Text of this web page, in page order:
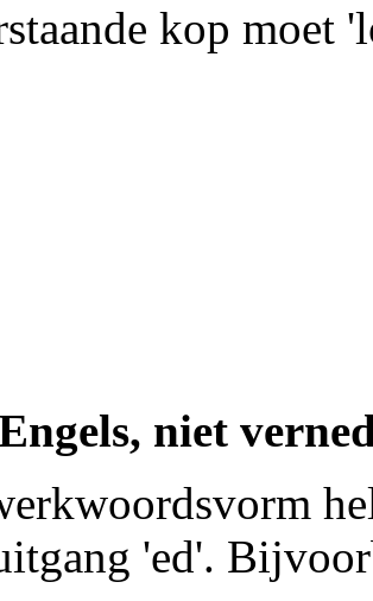
kop moet
niet
'ed'.